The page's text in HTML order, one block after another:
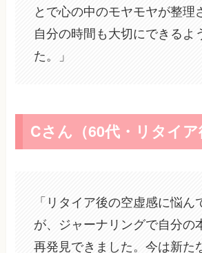
とで心の中のモヤモヤが整理
自分の時間も大切にできるよ
た。」
Cさん（60代・リタイア
「リタイア後の空虚感に悩ん
が、ジャーナリングで自分の
再発見できました。今は新た